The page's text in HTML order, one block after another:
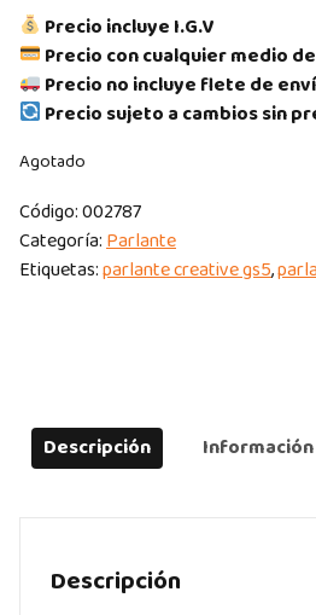
Precio incluye I.G.V
Precio con cualquier medio
Precio no incluye flete de
Precio sujeto a cambios sin
Agotado
Código:002787
Categoría:Parlante
Etiquetas:parlante creative gs5,
Descripción
Descripción